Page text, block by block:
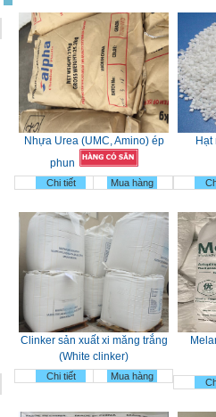
Nhựa Urea (UMC, Amino) ép
phun
Chi tiết Mua hàng
Hạt
Clinker sản xuất xi măng trắng
(White clinker)
Chi tiết Mua hàng